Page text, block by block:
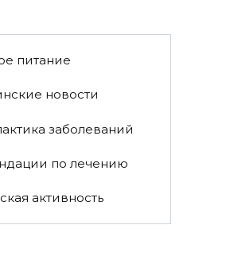
питание
новости
заболеваний
по лечению
активность